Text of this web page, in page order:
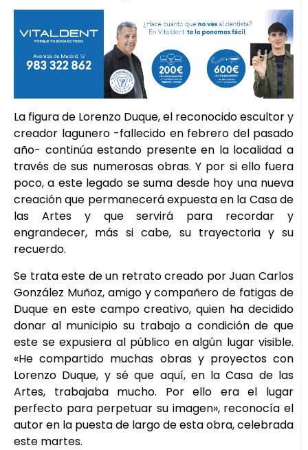
La figura de Lorenzo Duque, el reconocido escultor y
creador lagunero -fallecido en febrero del pasado
año- continúa estando presente en la localidad a
través de sus numerosas obras. Y por si ello fuera
poco, a este legado se suma desde hoy una nueva
creación que permanecerá expuesta en la Casa de
las Artes y que servirá para recordar y
engrandecer, más si cabe, su trayectoria y su
recuerdo.
Se trata este de un retrato creado por Juan Carlos
González Muñoz, amigo y compañero de fatigas de
Duque en este campo creativo, quien ha decidido
donar al municipio su trabajo a condición de que
este se expusiera al público en algún lugar visible.
«He compartido muchas obras y proyectos con
Lorenzo Duque, y sé que aquí, en la Casa de las
Artes, trabajaba mucho. Por ello era el lugar
perfecto para perpetuar su imagen», reconocía el
autor en la puesta de largo de esta obra, celebrada
este martes.